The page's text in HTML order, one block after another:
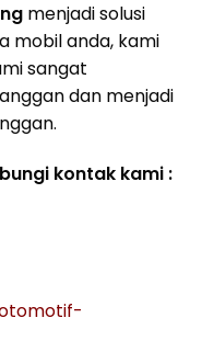
menjadi solusi
mobil anda, kami
sangat
dan menjadi
kontak kami :